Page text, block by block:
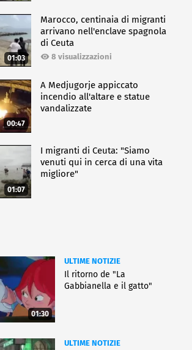
01:03
Marocco, centinaia di migranti
arrivano nell'enclave spagnola
di Ceuta
8 visualizzazioni
00:47
A Medjugorje appiccato
incendio all'altare e statue
vandalizzate
01:07
I migranti di Ceuta: "Siamo
venuti qui in cerca di una vita
migliore"
01:30
ULTIME NOTIZIE
Il ritorno de "La
Gabbianella e il gatto"
ULTIME NOTIZIE